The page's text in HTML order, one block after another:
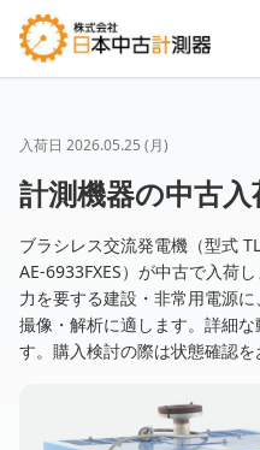
入荷日 2026.05.25 (月)
計測機器の中古入
ブラシレス交流発電機（型式
AE-6933FXES）が中古で入荷
力を要する建設・非常用電源
撮像・解析に適します。詳細
す。購入検討の際は状態確認を